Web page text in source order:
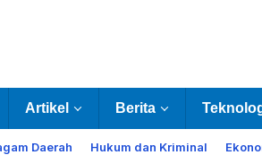
Artikel Berita
Daerah Hukum dan Kriminal